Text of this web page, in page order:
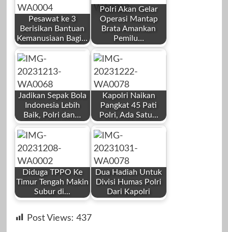
Pesawat ke 3
Berisikan Bantuan
Kemanusiaan Bagi…
by
Redaksi
November 6,
2023
Polri Akan Gelar
Operasi Mantap
Brata Amankan
Pemilu…
by
Redaksi
September 12,
2023
Jadikan Sepak Bola
Indonesia Lebih
Baik, Polri dan…
by
Redaksi
Desember 14,
Kapolri Naikan
Pangkat 45 Pati
Polri, Ada Satu…
by
Redaksi
Desember 22,
Diduga TPPO Ke
Timur Tengah Makin
Subur di…
Redaksi
Dua Hadiah Untuk
Divisi Humas Polri
Dari Kapolri
Redaksi
Post Views: 437